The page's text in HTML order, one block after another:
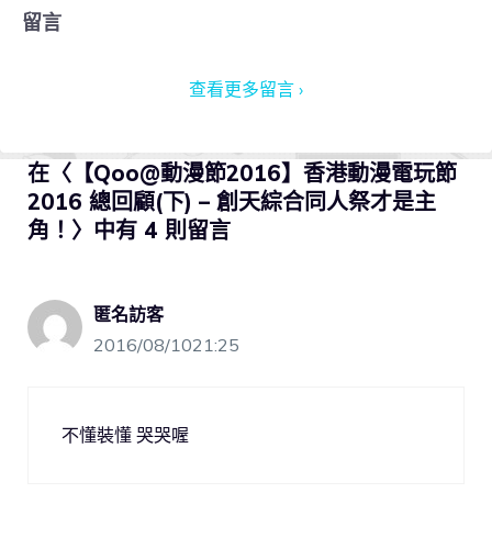
留言
查看更多留言 ›
在〈【Qoo@動漫節2016】香港動漫電玩節
2016 總回顧(下) – 創天綜合同人祭才是主
角！〉中有 4 則留言
匿名訪客
2016/08/1021:25
不懂裝懂 哭哭喔